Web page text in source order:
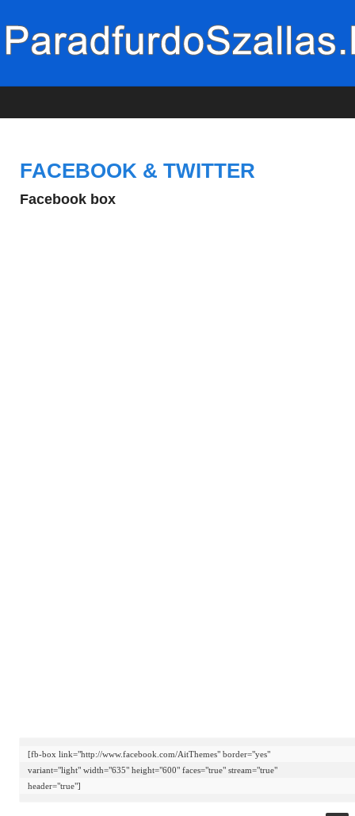
FACEBOOK & TWITTER
Facebook box
[fb-box link="http://www.facebook.com/AitThemes" border="yes"
variant="light" width="635" height="600" faces="true" stream="true"
header="true"]